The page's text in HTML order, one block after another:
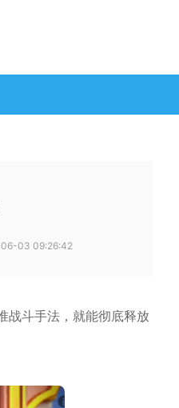
03 09:26:42
战斗手法，就能彻底释放